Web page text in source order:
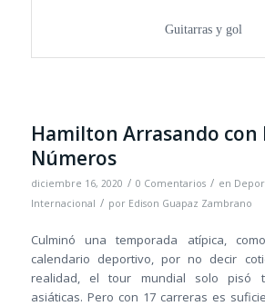
Guitarras y gol
Hamilton Arrasando con
Números
diciembre 16, 2020 / 0 Comentarios / en
Internacional / por Edison Guapaz Zambrano
Culminó una temporada atípica,
calendario deportivo, por no decir
realidad, el tour mundial solo pisó
asiáticas. Pero con 17 carreras es